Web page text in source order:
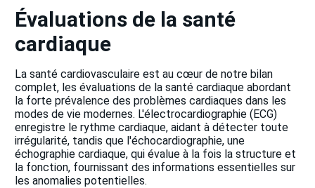
Évaluations de la santé
cardiaque
La santé cardiovasculaire est au cœur de notre bilan
complet, les évaluations de la santé cardiaque abordant
la forte prévalence des problèmes cardiaques dans les
modes de vie modernes. L'électrocardiographie (ECG)
enregistre le rythme cardiaque, aidant à détecter toute
irrégularité, tandis que l'échocardiographie, une
échographie cardiaque, qui évalue à la fois la structure et
la fonction, fournissant des informations essentielles sur
les anomalies potentielles.